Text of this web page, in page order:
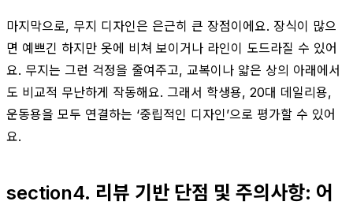
마지막으로, 무지 디자인은 은근히 큰 장점이에요. 장식이 많으
면 예쁘긴 하지만 옷에 비쳐 보이거나 라인이 도드라질 수 있어
요. 무지는 그런 걱정을 줄여주고, 교복이나 얇은 상의 아래에서
도 비교적 무난하게 작동해요. 그래서 학생용, 20대 데일리용,
운동용을 모두 연결하는 ‘중립적인 디자인’으로 평가할 수 있어
요.
section4. 리뷰 기반 단점 및 주의사항: 어